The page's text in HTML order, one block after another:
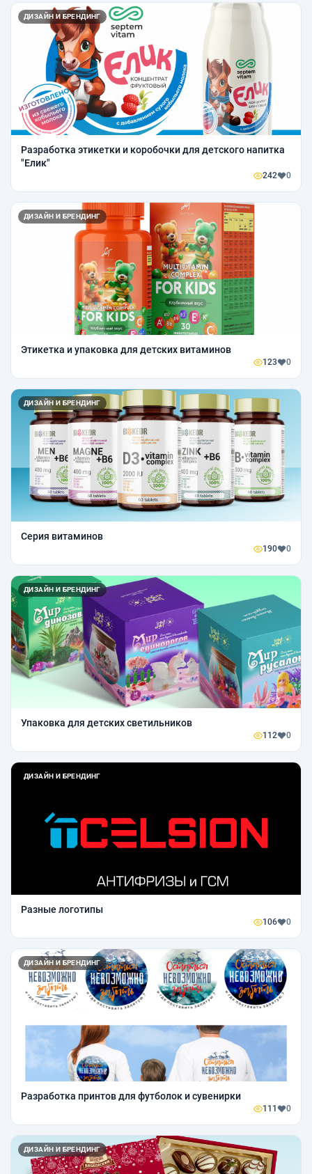
ДИЗАЙН И БРЕНДИНГ
Разработка этикетки и коробочки для детского напитка
"Елик"
242 0
ДИЗАЙН И БРЕНДИНГ
Этикетка и упаковка для детских витаминов
123 0
ДИЗАЙН И БРЕНДИНГ
Серия витаминов
190 0
ДИЗАЙН И БРЕНДИНГ
Упаковка для детских светильников
112 0
ДИЗАЙН И БРЕНДИНГ
Разные логотипы
106 0
ДИЗАЙН И БРЕНДИНГ
Разработка принтов для футболок и сувенирки
111 0
ДИЗАЙН И БРЕНДИНГ